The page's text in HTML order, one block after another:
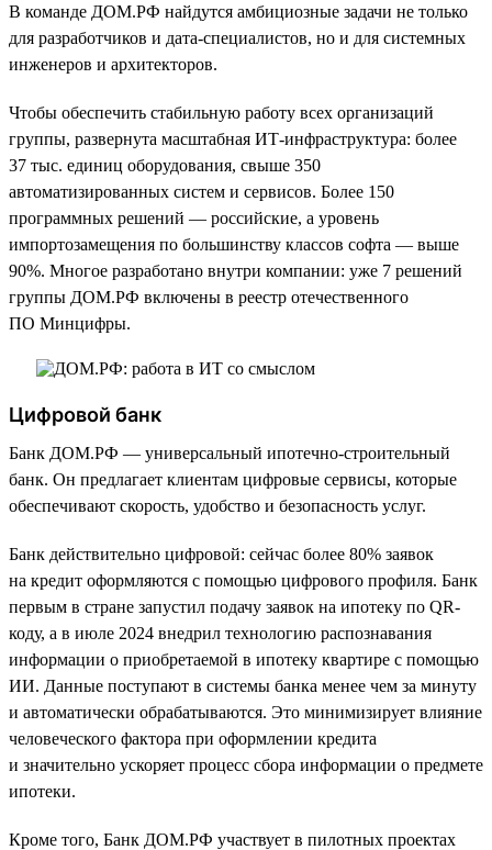
В команде ДОМ.РФ найдутся амбициозные задачи не только
для разработчиков и дата-специалистов, но и для системных
инженеров и архитекторов.
Чтобы обеспечить стабильную работу всех организаций
группы, развернута масштабная ИТ-инфраструктура: более
37 тыс. единиц оборудования, свыше 350
автоматизированных систем и сервисов. Более 150
программных решений — российские, а уровень
импортозамещения по большинству классов софта — выше
90%. Многое разработано внутри компании: уже 7 решений
группы ДОМ.РФ включены в реестр отечественного
ПО Минцифры.
Цифровой банк
Банк ДОМ.РФ — универсальный ипотечно-строительный
банк. Он предлагает клиентам цифровые сервисы, которые
обеспечивают скорость, удобство и безопасность услуг.
Банк действительно цифровой: сейчас более 80% заявок
на кредит оформляются с помощью цифрового профиля. Банк
первым в стране запустил подачу заявок на ипотеку по QR-
коду, а в июле 2024 внедрил технологию распознавания
информации о приобретаемой в ипотеку квартире с помощью
ИИ. Данные поступают в системы банка менее чем за минуту
и автоматически обрабатываются. Это минимизирует влияние
человеческого фактора при оформлении кредита
и значительно ускоряет процесс сбора информации о предмете
ипотеки.
Кроме того, Банк ДОМ.РФ участвует в пилотных проектах